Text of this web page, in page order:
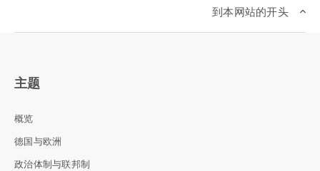
到本网站的开头
主题
概览
德国与欧洲
政治体制与联邦制